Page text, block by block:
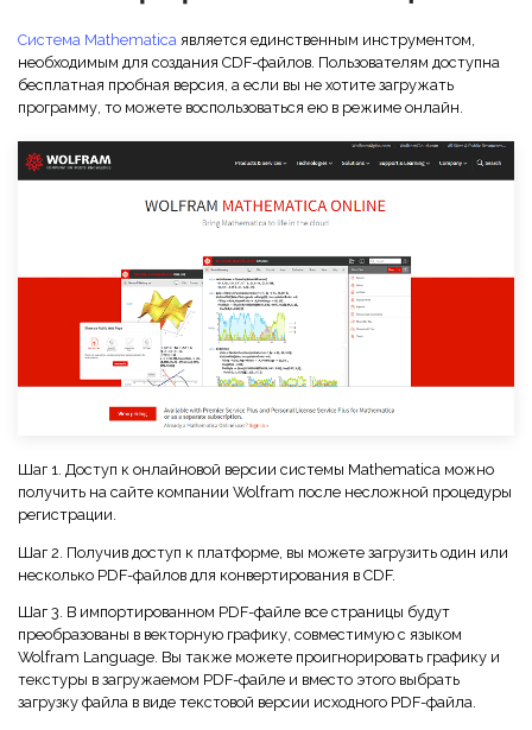
Новый PDFelement 12умнее, быстрее,
От AI-функций до пакетных инструментов: новый
PDFelement делает работу с PDF еще удобнее.
Скачать бесплатно
Скрыть фрагменты PDF
Извлечение данных из PDF
Поделиться PDF
Комплексные решения
Преподавание
IT-служба
Юриспруденция
Финансы
Издательство
Фрилансер
Все Функции PDF
Канал на YouTube
Сообщество ВКонтакте
Система Mathematica является единственным инструментом,
необходимым для создания CDF-файлов. Пользователям доступна
бесплатная пробная версия, а если вы не хотите загружать
программу, то можете воспользоваться ею в режиме онлайн.
Шаг 1. Доступ к онлайновой версии системы Mathematica можно
получить на сайте компании Wolfram после несложной процедуры
регистрации.
Шаг 2. Получив доступ к платформе, вы можете загрузить один или
несколько PDF-файлов для конвертирования в CDF.
Шаг 3. В импортированном PDF-файле все страницы будут
преобразованы в векторную графику, совместимую с языком
Wolfram Language. Вы также можете проигнорировать графику и
текстуры в загружаемом PDF-файле и вместо этого выбрать
загрузку файла в виде текстовой версии исходного PDF-файла.